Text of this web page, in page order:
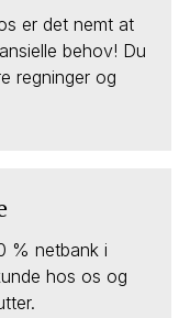
er det nemt at
behov! Du
regninger og
% netbank i
hos os og